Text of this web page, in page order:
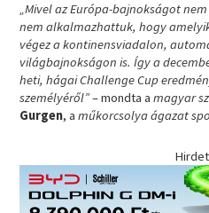
„Mivel az Európa-bajnokságot
nem alkalmazhattuk, hogy
végez a kontinensviadalon,
világbajnokságon is. Így a
heti, hágai Challenge Cup
személyéről”– mondta amagyar
Gurgen, aműkorcsolya ágazat